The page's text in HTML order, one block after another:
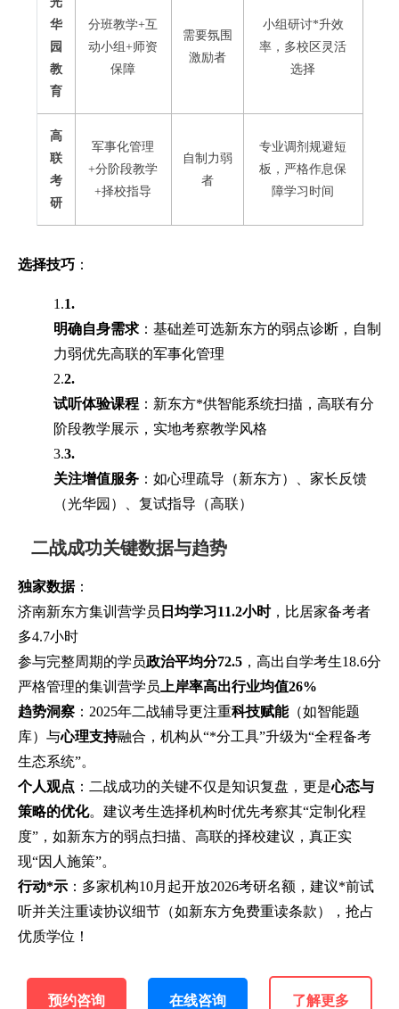
华
园
教
育
分班教学+互
动小组+师资
保障
需要氛围
激励者
小组研讨*升效
率，多校区灵活
选择
高
联
考
研
军事化管理
+分阶段教学
+择校指导
自制力弱
者
专业调剂规避短
板，严格作息保
障学习时间
选择技巧 ：
1.1.
明确自身需求 ：基础差可选新东方的弱点诊断，自制
力弱优先高联的军事化管理
2.2.
试听体验课程 ：新东方*供智能系统扫描，高联有分
阶段教学展示，实地考察教学风格
3.3.
关注增值服务 ：如心理疏导（新东方）、家长反馈
（光华园）、复试指导（高联）
二战成功关键数据与趋势
独家数据：
济南新东方集训营学员 日均学习11.2小时，比居家备考者
多4.7小时
参与完整周期的学员政治平均分72.5 ，高出自学考生18.6分
严格管理的集训营学员 上岸率高出行业均值26%
趋势洞察 ：2025年二战辅导更注重科技赋能（如智能题
库）与心理支持融合，机构从“*分工具”升级为“全程备考
生态系统”。
个人观点 ：二战成功的关键不仅是知识复盘，更是心态与
策略的优化。建议考生选择机构时优先考察其“定制化程
度”，如新东方的弱点扫描、高联的择校建议，真正实
现“因人施策”。
行动*示 ：多家机构10月起开放2026考研名额，建议*前试
听并关注重读协议细节（如新东方免费重读条款），抢占
优质学位！
预约咨询 在线咨询 了解更多